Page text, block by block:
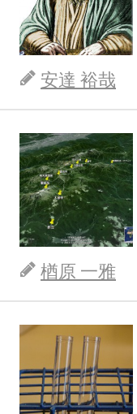
安達 裕哉
楢原 一雅